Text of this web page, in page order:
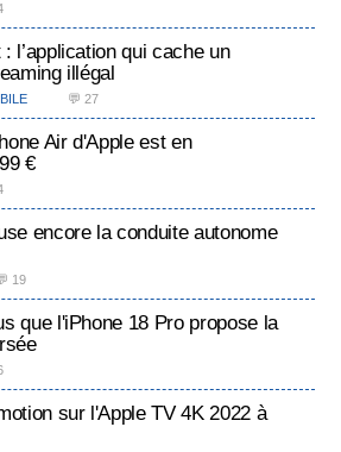
l’application qui cache un
illégal
💬 27
Air d'Apple est en
€
encore la conduite autonome
19
que l'iPhone 18 Pro propose la
sur l'Apple TV 4K 2022 à